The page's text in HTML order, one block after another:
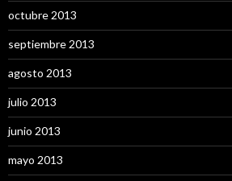
octubre 2013
septiembre 2013
agosto 2013
julio 2013
junio 2013
mayo 2013